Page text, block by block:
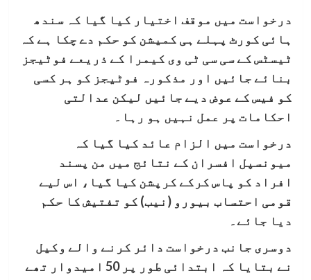
درخواست میں موقف اختیار کیا گیا کہ سندھ
ہائی کورٹ پہلے ہی کمیشن کو حکم دے چکا ہے کہ
ٹیسٹس کے سی سی ٹی وی کیمرا کے ذریعے فوٹیجز
بنائے جائیں اور مذکورہ فوٹیجز کو ہر کسی
کو فیس کے عوض دیے جائیں لیکن عدالتی
احکامات پر عمل نہیں ہو رہا۔
درخواست میں الزام عائد کیا گیا کہ
میونسپل افسران کے نتائج میں من پسند
افراد کو پاس کرکے کرپشن کیا گیا، اس لیے
قومی احتساب بیورو (نیب) کو تفتیش کا حکم
دیا جائے۔
دوسری جانب درخواست دائر کرنے والے وکیل
نے بتایا کہ ابتدائی طور پر 50 امیدوار تھے